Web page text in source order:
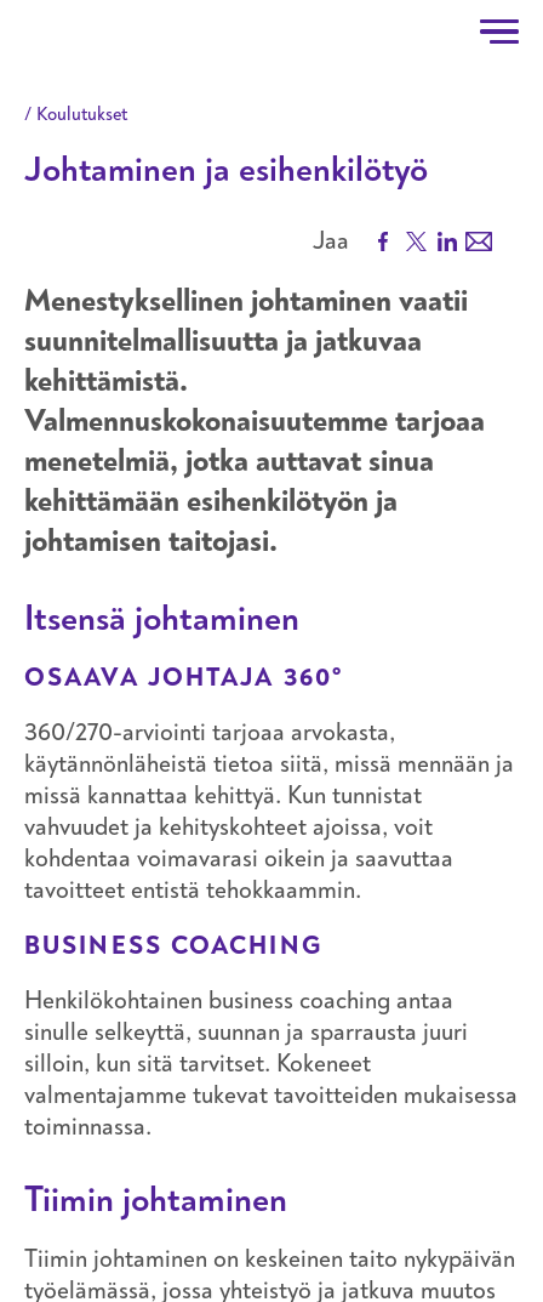
Koulutukset
Johtaminen ja esihenkilötyö
Jaa Facebook
X LinkedIn
Email
Menestyksellinen johtaminen vaatii
suunnitelmallisuutta ja jatkuvaa
kehittämistä.
Valmennuskokonaisuutemme tarjoaa
menetelmiä, jotka auttavat sinua
kehittämään esihenkilötyön ja
johtamisen taitojasi.
Itsensä johtaminen
OSAAVA JOHTAJA 360°
360/270-arviointi tarjoaa arvokasta,
käytännönläheistä tietoa siitä, missä mennään ja
missä kannattaa kehittyä. Kun tunnistat
vahvuudet ja kehityskohteet ajoissa, voit
kohdentaa voimavarasi oikein ja saavuttaa
tavoitteet entistä tehokkaammin.
BUSINESS COACHING
Henkilökohtainen business coaching antaa
sinulle selkeyttä, suunnan ja sparrausta juuri
silloin, kun sitä tarvitset. Kokeneet
valmentajamme tukevat tavoitteiden mukaisessa
toiminnassa.
Tiimin johtaminen
Tiimin johtaminen on keskeinen taito nykypäivän
työelämässä, jossa yhteistyö ja jatkuva muutos